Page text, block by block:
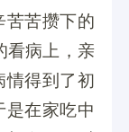
苦苦攒下的
看病上，亲
情得到了初
是在家吃中